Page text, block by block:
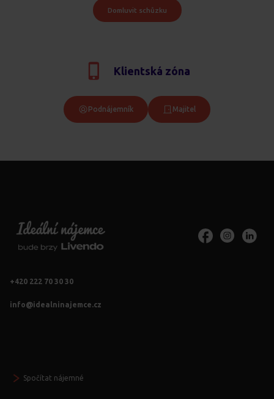
Domluvit schůzku
Klientská zóna
Podnájemník Majitel
+420 222 70 30 30
info@idealninajemce.cz
Spočítat nájemné